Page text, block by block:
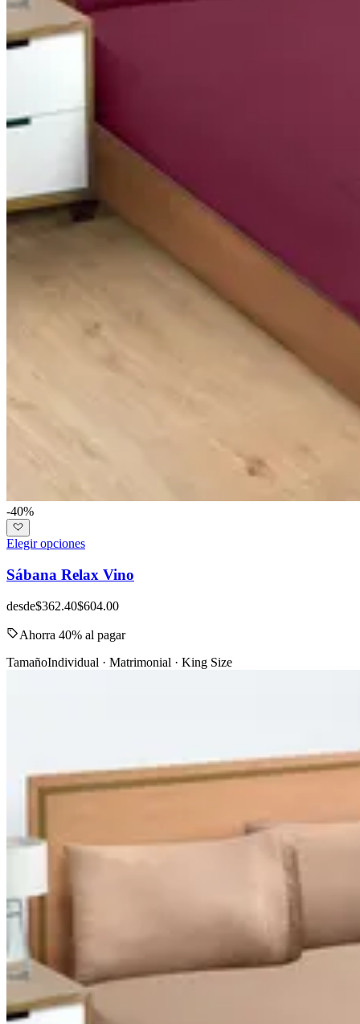
-40%
Elegir opciones
Sábana Relax Vino
desde$362.40$604.00
Ahorra 40% al pagar
TamañoIndividual · Matrimonial · King Size